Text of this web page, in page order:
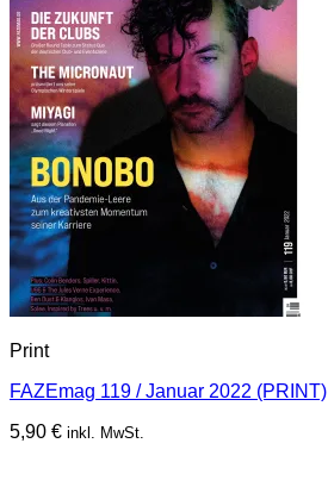
Print
FAZEmag 119 / Januar 2022 (PRINT)
5,90 € inkl. MwSt.